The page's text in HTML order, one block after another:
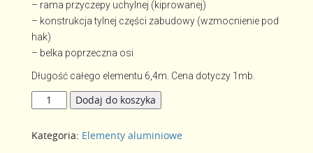
– rama przyczepy uchylnej (kiprowanej)
– konstrukcja tylnej części zabudowy (wzmocnienie pod
hak)
– belka poprzeczna osi
Długość całego elementu 6,4m. Cena dotyczy 1mb.
ilość
Profil
120x50
Dodaj do koszyka
Kategoria: Elementy aluminiowe